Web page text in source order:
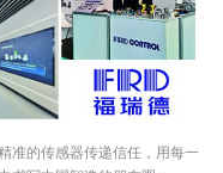
准的传感器传递信任，用每一